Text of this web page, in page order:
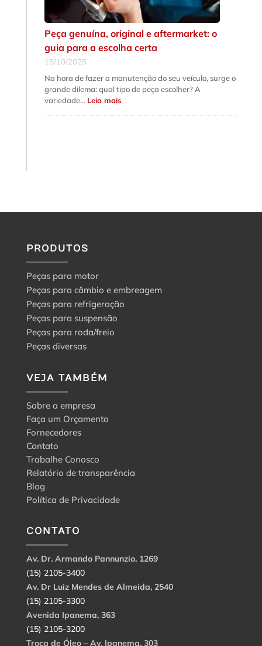
Peça genuína, original e aftermarket: o
guia para a escolha certa
15/10/2025
Na hora de fazer a manutenção do seu veículo, surge o
grande dilema: qual tipo de peça escolher? A
variedade… Leia mais:
Peça
genuína,
PRODUTOS
Peças para motor
Peças para câmbio e embreagem
Peças para refrigeração
Peças para suspensão
Peças para roda/freio
Peças diversas
VEJA TAMBÉM
Sobre a empresa
Faça um Orçamento
Fornecedores
Contato
Trabalhe Conosco
Relatório de transparência
Blog
Política de Privacidade
CONTATO
Av. Dr. Armando Pannunzio, 1269
(15) 2105-3400
Av. Dr Luiz Mendes de Almeida, 2540
(15) 2105-3300
Avenida Ipanema, 363
(15) 2105-3200
Troca de Óleo – Av. Ipanema, 303